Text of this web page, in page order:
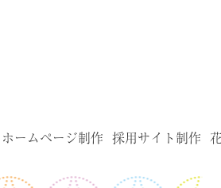
ホームページ制作 採用サイト制作